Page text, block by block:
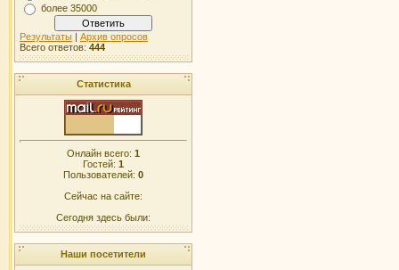
более 35000
Результаты | Архив опросов
Всего ответов: 444
Статистика
Онлайн всего: 1
Гостей: 1
Пользователей: 0
Сейчас на сайте:
Сегодня здесь были:
Наши посетители